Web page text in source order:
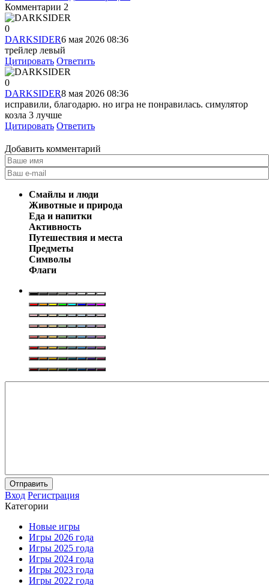
Комментарии 2
0
DARKSIDER6 мая 2026 08:36
трейлер левый
Цитировать Ответить
0
DARKSIDER8 мая 2026 08:36
исправили, благодарю. но игра не понравилась. симулятор
козла 3 лучше
Цитировать Ответить
Добавить комментарий
Смайлы и люди
Животные и природа
Еда и напитки
Активность
Путешествия и места
Предметы
Символы
Флаги
Отправить
Вход Регистрация
Категории
Новые игры
Игры 2026 года
Игры 2025 года
Игры 2024 года
Игры 2023 года
Игры 2022 года